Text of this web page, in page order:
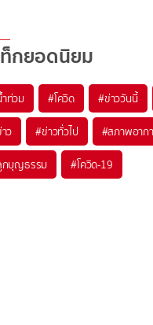
กยอดนิยม
ท่วม #โควิด #ข่าววันนี้
ว #ข่าวทั่วไป #สภาพอาก
บุญธรรม #โควิด-19